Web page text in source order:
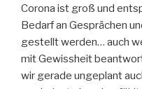
Corona ist groß und
Bedarf an Gesprächen
gestellt werden… auch
mit Gewissheit
wir gerade ungeplant